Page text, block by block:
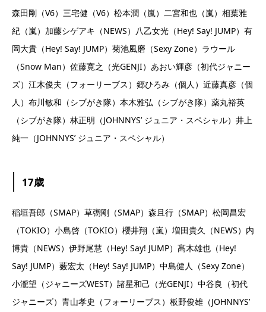
森田剛（V6）三宅健（V6）松本潤（嵐）二宮和也（嵐）相葉雅
紀（嵐）加藤シゲアキ（NEWS）八乙女光（Hey! Say! JUMP）有
岡大貴（Hey! Say! JUMP）菊池風磨（Sexy Zone）ラウール
（Snow Man）佐藤寛之（光GENJI）あおい輝彦（初代ジャニー
ズ）江木俊夫（フォーリーブス）郷ひろみ（個人）近藤真彦（個
人）布川敏和（シブがき隊）本木雅弘（シブがき隊）薬丸裕英
（シブがき隊）林正明（JOHNNYS’ ジュニア・スペシャル）井上
純一（JOHNNYS’ ジュニア・スペシャル）
17歳
稲垣吾郎（SMAP）草彅剛（SMAP）森且行（SMAP）松岡昌宏
（TOKIO）小島啓（TOKIO）櫻井翔（嵐）増田貴久（NEWS）内
博貴（NEWS）伊野尾慧（Hey! Say! JUMP）髙木雄也（Hey!
Say! JUMP）薮宏太（Hey! Say! JUMP）中島健人（Sexy Zone）
小瀧望（ジャニーズWEST）諸星和己（光GENJI）中谷良（初代
ジャニーズ）青山孝史（フォーリーブス）板野俊雄（JOHNNYS’